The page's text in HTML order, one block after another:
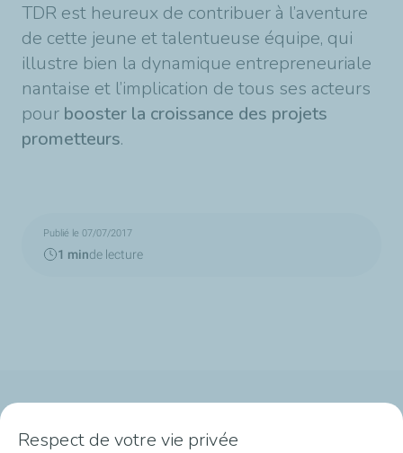
TDR est heureux de contribuer à l’aventure
de cette jeune et talentueuse équipe, qui
illustre bien la dynamique entrepreneuriale
nantaise et l’implication de tous ses acteurs
pour booster la croissance des projets
prometteurs.
Publié le 07/07/2017
1 minde lecture
Respect de votre vie privée